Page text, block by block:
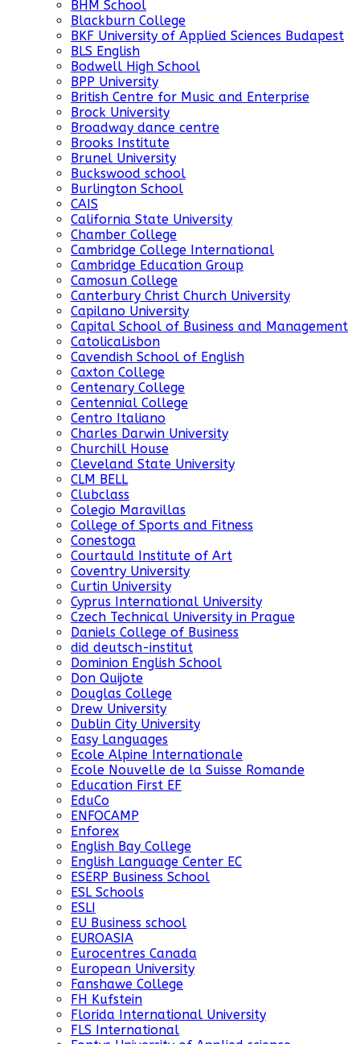
BHM School
Blackburn College
BKF University of Applied Sciences Budapest
BLS English
Bodwell High School
BPP University
British Centre for Music and Enterprise
Brock University
Broadway dance centre
Brooks Institute
Brunel University
Buckswood school
Burlington School
CAIS
California State University
Chamber College
Cambridge College International
Cambridge Education Group
Camosun College
Canterbury Christ Church University
Capilano University
Capital School of Business and Management
CatolicaLisbon
Cavendish School of English
Caxton College
Centenary College
Centennial College
Centro Italiano
Charles Darwin University
Churchill House
Cleveland State University
CLM BELL
Clubclass
Colegio Maravillas
College of Sports and Fitness
Conestoga
Courtauld Institute of Art
Coventry University
Curtin University
Cyprus International University
Czech Technical University in Prague
Daniels College of Business
did deutsch-institut
Dominion English School
Don Quijote
Douglas College
Drew University
Dublin City University
Easy Languages
Ecole Alpine Internationale
Ecole Nouvelle de la Suisse Romande
Education First EF
EduCo
ENFOCAMP
Enforex
English Bay College
English Language Center EC
ESERP Business School
ESL Schools
ESLI
EU Business school
EUROASIA
Eurocentres Canada
European University
Fanshawe College
FH Kufstein
Florida International University
FLS International